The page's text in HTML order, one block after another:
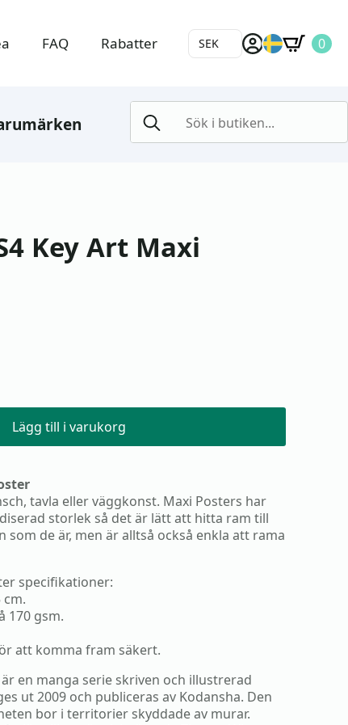
FAQ Rabatter SEK 0
for:
Key Art Maxi
Lägg till i varukorg
tavla eller väggkonst. Maxi Posters har
storlek så det är lätt att hitta ram till
som de är, men är alltså också enkla att rama
specifikationer:
170 gsm.
att komma fram säkert.
en manga serie skriven och illustrerad
ut 2009 och publiceras av Kodansha. Den
bor i territorier skyddade av murar.